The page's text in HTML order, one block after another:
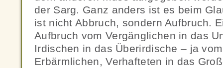
der Sarg. Ganz anders ist es beim
ist nicht Abbruch, sondern Aufbruch.
Aufbruch vom Vergänglichen in das
Irdischen in das Überirdische – ja
Erbärmlichen, Verhafteten in das